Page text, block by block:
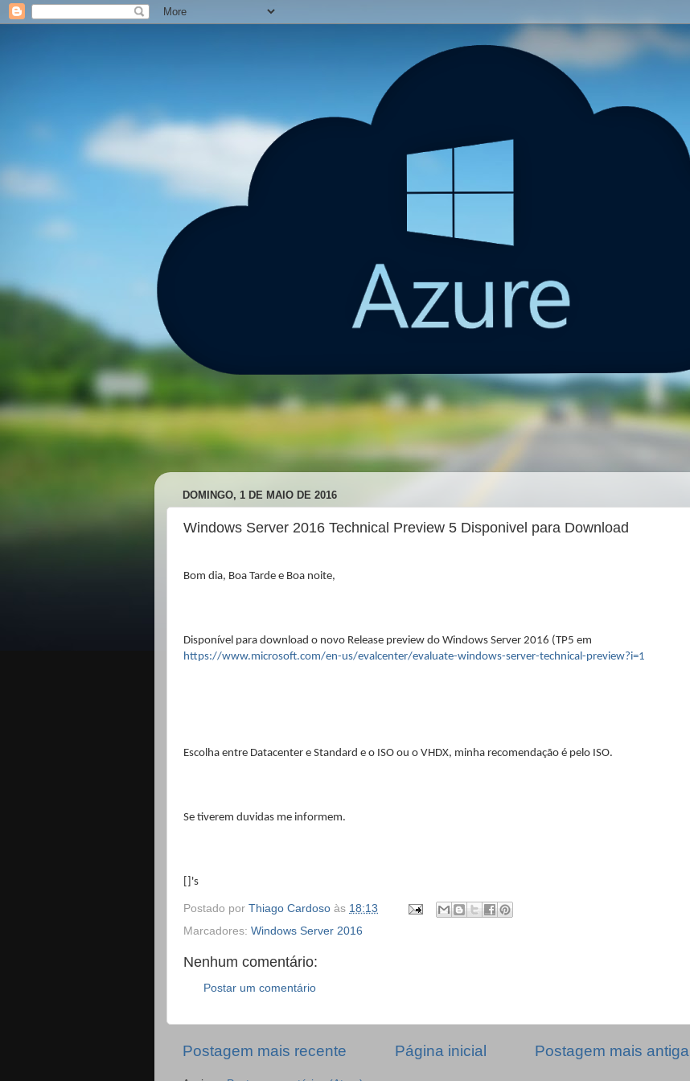
DOMINGO, 1 DE MAIO DE 2016
Windows Server 2016 Technical Preview 5 Disponivel para Download
Bom dia, Boa Tarde e Boa noite,
Disponível para download o novo Release preview do Windows Server 2016 (TP5 em
https://www.microsoft.com/en-us/evalcenter/evaluate-windows-server-technical-preview?i=1
Escolha entre Datacenter e Standard e o ISO ou o VHDX, minha recomendação é pelo ISO.
Se tiverem duvidas me informem.
[]'s
Postado por Thiago Cardoso às 18:13
Marcadores: Windows Server 2016
Nenhum comentário:
Postar um comentário
Postagem mais recente Postagem mais antiga
Página inicial